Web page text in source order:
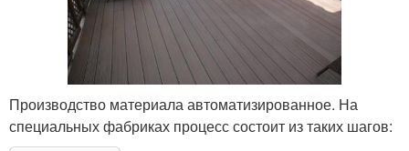
Производство материала автоматизированное. На
специальных фабриках процесс состоит из таких шагов: